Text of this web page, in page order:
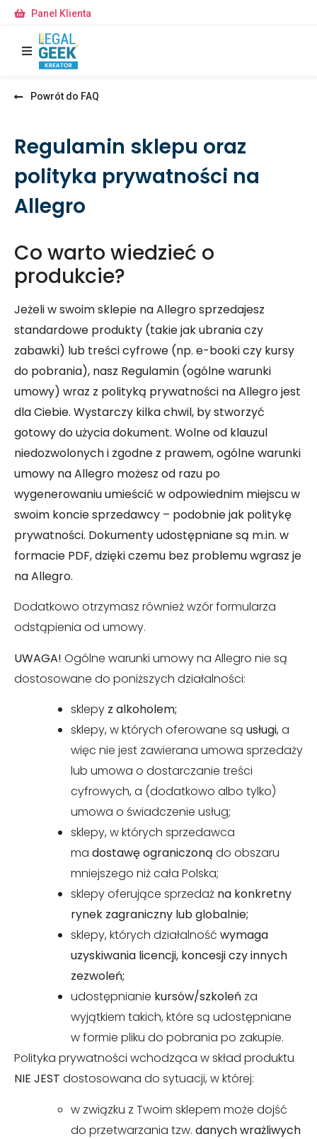
Panel Klienta
Powrót do FAQ
Regulamin sklepu oraz
polityka prywatności na
Allegro
Co warto wiedzieć o
produkcie?
Jeżeli w swoim sklepie na Allegro sprzedajesz
standardowe produkty (takie jak ubrania czy
zabawki) lub treści cyfrowe (np. e-booki czy kursy
do pobrania), nasz Regulamin (ogólne warunki
umowy) wraz z polityką prywatności na Allegro jest
dla Ciebie. Wystarczy kilka chwil, by stworzyć
gotowy do użycia dokument. Wolne od klauzul
niedozwolonych i zgodne z prawem, ogólne warunki
umowy na Allegro możesz od razu po
wygenerowaniu umieścić w odpowiednim miejscu w
swoim koncie sprzedawcy – podobnie jak politykę
prywatności. Dokumenty udostępniane są m.in. w
formacie PDF, dzięki czemu bez problemu wgrasz je
na Allegro.
Dodatkowo otrzymasz również wzór formularza
odstąpienia od umowy.
UWAGA! Ogólne warunki umowy na Allegro nie są
dostosowane do poniższych działalności:
sklepy z alkoholem;
sklepy, w których oferowane są usługi, a
więc nie jest zawierana umowa sprzedaży
lub umowa o dostarczanie treści
cyfrowych, a (dodatkowo albo tylko)
umowa o świadczenie usług;
sklepy, w których sprzedawca
ma dostawę ograniczoną do obszaru
mniejszego niż cała Polska;
sklepy oferujące sprzedaż na konkretny
rynek zagraniczny lub globalnie;
sklepy, których działalność wymaga
uzyskiwania licencji, koncesji czy innych
zezwoleń;
udostępnianie kursów/szkoleń za
wyjątkiem takich, które są udostępniane
w formie pliku do pobrania po zakupie.
Polityka prywatności wchodząca w skład produktu
NIE JEST dostosowana do sytuacji, w której:
w związku z Twoim sklepem może dojść
do przetwarzania tzw. danych wrażliwych